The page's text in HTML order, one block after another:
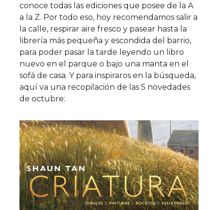
conoce todas las ediciones que posee de la A
a la Z. Por todo eso, hoy recomendamos salir a
la calle, respirar aire fresco y pasear hasta la
librería más pequeña y escondida del barrio,
para poder pasar la tarde leyendo un libro
nuevo en el parque o bajo una manta en el
sofá de casa. Y para inspiraros en la búsqueda,
aquí va una recopilación de las 5 novedades
de octubre: